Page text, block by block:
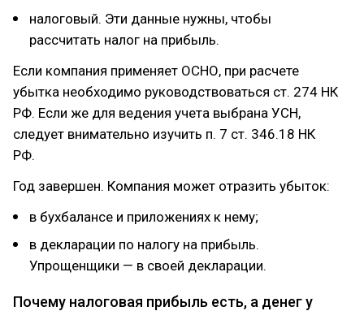
налоговый. Эти данные нужны, чтобы
рассчитать налог на прибыль.
Если компания применяет ОСНО, при расчете
убытка необходимо руководствоваться ст. 274 НК
РФ. Если же для ведения учета выбрана УСН,
следует внимательно изучить п. 7 ст. 346.18 НК
РФ.
Год завершен. Компания может отразить убыток:
в бухбалансе и приложениях к нему;
в декларации по налогу на прибыль.
Упрощенщики — в своей декларации.
Почему налоговая прибыль есть, а денег у